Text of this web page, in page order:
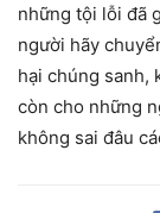
những tội lỗi đã
người hãy
hại chúng sanh,
còn cho những
không sai đâu